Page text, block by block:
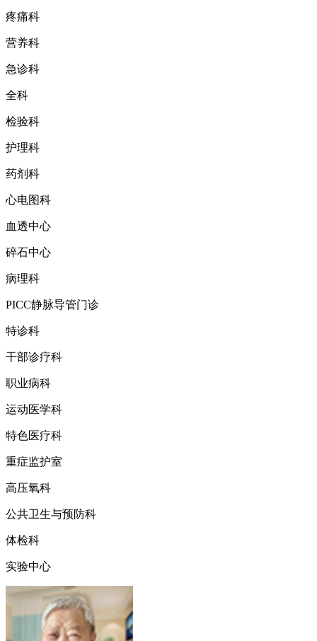
疼痛科
营养科
急诊科
全科
检验科
护理科
药剂科
心电图科
血透中心
碎石中心
病理科
PICC静脉导管门诊
特诊科
干部诊疗科
职业病科
运动医学科
特色医疗科
重症监护室
高压氧科
公共卫生与预防科
体检科
实验中心